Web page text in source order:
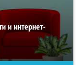
и интернет-